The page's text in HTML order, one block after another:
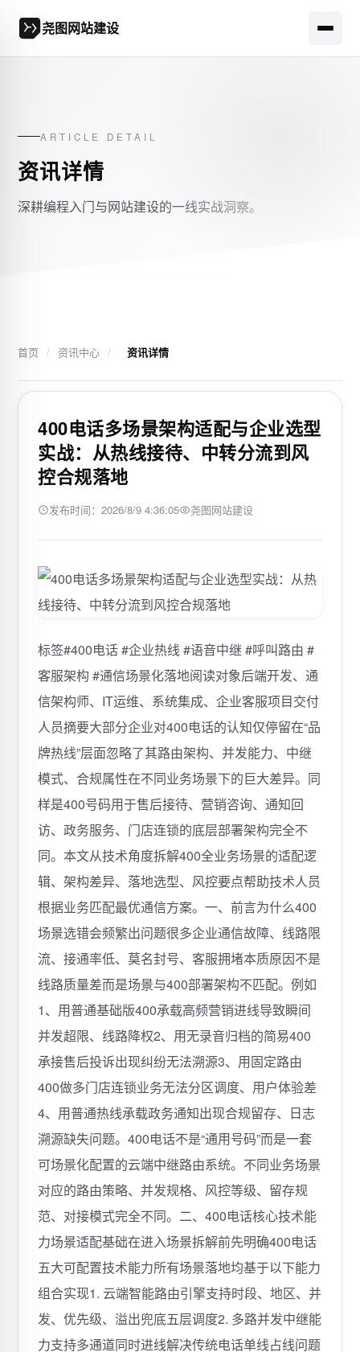
尧图网站建设
ARTICLE DETAIL
资讯详情
深耕编程入门与网站建设的一线实战洞察。
首页 / 资讯中心 / 资讯详情
400电话多场景架构适配与企业选型
实战：从热线接待、中转分流到风
控合规落地
发布时间：2026/8/9 4:36:05 尧图网站建设
标签#400电话 #企业热线 #语音中继 #呼叫路由 #
客服架构 #通信场景化落地阅读对象后端开发、通
信架构师、IT运维、系统集成、企业客服项目交付
人员摘要大部分企业对400电话的认知仅停留在“品
牌热线”层面忽略了其路由架构、并发能力、中继
模式、合规属性在不同业务场景下的巨大差异。同
样是400号码用于售后接待、营销咨询、通知回
访、政务服务、门店连锁的底层部署架构完全不
同。本文从技术角度拆解400全业务场景的适配逻
辑、架构差异、落地选型、风控要点帮助技术人员
根据业务匹配最优通信方案。一、前言为什么400
场景选错会频繁出问题很多企业通信故障、线路限
流、接通率低、莫名封号、客服拥堵本质原因不是
线路质量差而是场景与400部署架构不匹配。例如
1、用普通基础版400承载高频营销进线导致瞬间
并发超限、线路降权2、用无录音归档的简易400
承接售后投诉出现纠纷无法溯源3、用固定路由
400做多门店连锁业务无法分区调度、用户体验差
4、用普通热线承载政务通知出现合规留存、日志
溯源缺失问题。400电话不是“通用号码”而是一套
可场景化配置的云端中继路由系统。不同业务场景
对应的路由策略、并发规格、风控等级、留存规
范、对接模式完全不同。二、400电话核心技术能
力场景适配基础在进入场景拆解前先明确400电话
五大可配置技术能力所有场景落地均基于以下能力
组合实现1. 云端智能路由引擎支持时段、地区、并
发、优先级、溢出兜底五层调度2. 多路并发中继能
力支持多通道同时进线解决传统电话单线占线问题